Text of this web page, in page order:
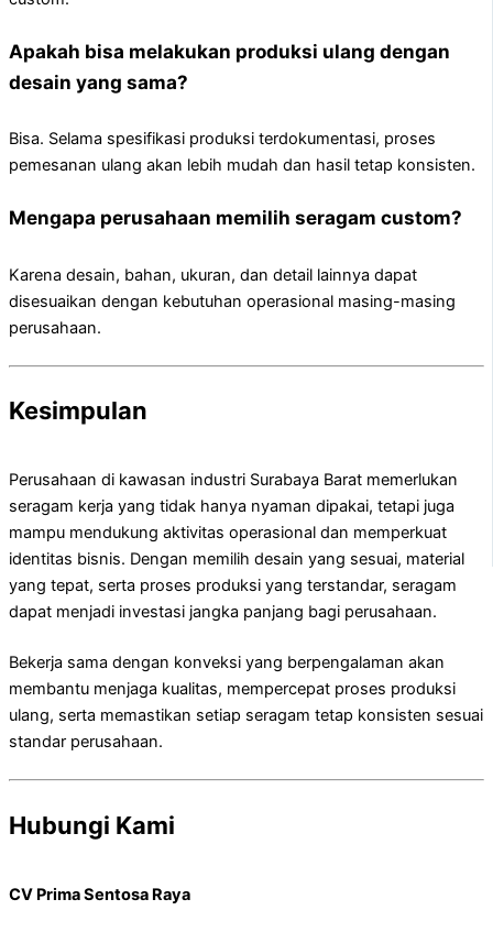
Apakah bisa melakukan produksi ulang dengan
desain yang sama?
Bisa. Selama spesifikasi produksi terdokumentasi, proses
pemesanan ulang akan lebih mudah dan hasil tetap konsisten.
Mengapa perusahaan memilih seragam custom?
Karena desain, bahan, ukuran, dan detail lainnya dapat
disesuaikan dengan kebutuhan operasional masing-masing
perusahaan.
Kesimpulan
Perusahaan di kawasan industri Surabaya Barat memerlukan
seragam kerja yang tidak hanya nyaman dipakai, tetapi juga
mampu mendukung aktivitas operasional dan memperkuat
identitas bisnis. Dengan memilih desain yang sesuai, material
yang tepat, serta proses produksi yang terstandar, seragam
dapat menjadi investasi jangka panjang bagi perusahaan.
Bekerja sama dengan konveksi yang berpengalaman akan
membantu menjaga kualitas, mempercepat proses produksi
ulang, serta memastikan setiap seragam tetap konsisten sesuai
standar perusahaan.
Hubungi Kami
CV Prima Sentosa Raya